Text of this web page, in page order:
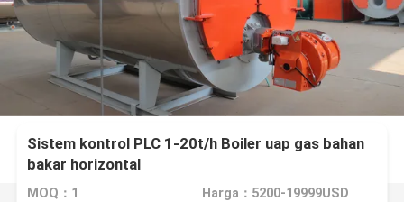
Sistem kontrol PLC 1-20t/h Boiler uap gas bahan
bakar horizontal
MOQ：1 Harga：5200-19999USD